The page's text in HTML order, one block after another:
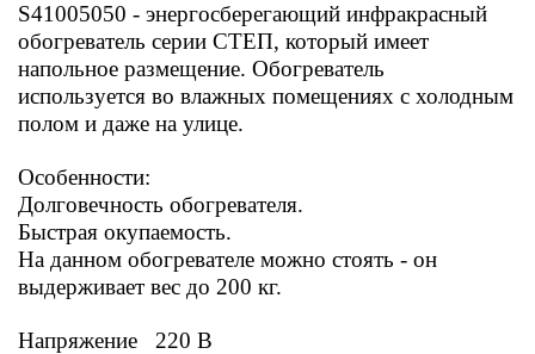
S41005050 - энергосберегающий инфракрасный
обогреватель серии СТЕП, который имеет
напольное размещение. Обогреватель
используется во влажных помещениях с холодным
полом и даже на улице.
Особенности:
Долговечность обогревателя.
Быстрая окупаемость.
На данном обогревателе можно стоять - он
выдерживает вес до 200 кг.
Напряжение 220 В